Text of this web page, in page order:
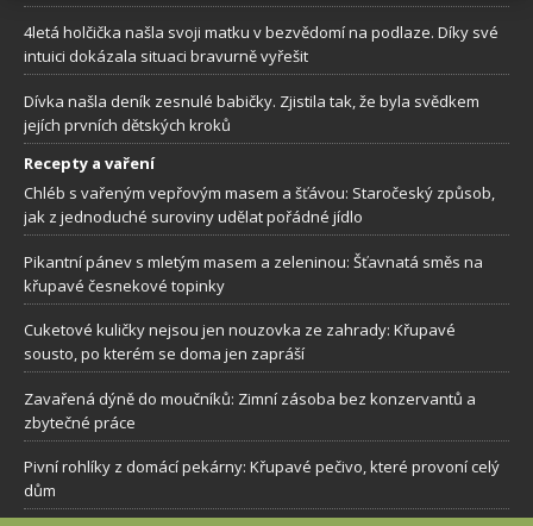
4letá holčička našla svoji matku v bezvědomí na podlaze. Díky své
intuici dokázala situaci bravurně vyřešit
Dívka našla deník zesnulé babičky. Zjistila tak, že byla svědkem
jejích prvních dětských kroků
Recepty a vaření
Chléb s vařeným vepřovým masem a šťávou: Staročeský způsob,
jak z jednoduché suroviny udělat pořádné jídlo
Pikantní pánev s mletým masem a zeleninou: Šťavnatá směs na
křupavé česnekové topinky
Cuketové kuličky nejsou jen nouzovka ze zahrady: Křupavé
sousto, po kterém se doma jen zapráší
Zavařená dýně do moučníků: Zimní zásoba bez konzervantů a
zbytečné práce
Pivní rohlíky z domácí pekárny: Křupavé pečivo, které provoní celý
dům